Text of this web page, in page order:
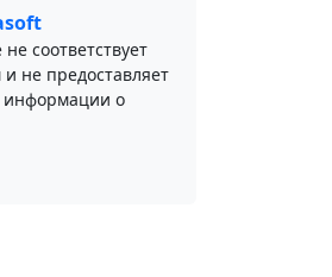
соответствует
не предоставляет
информации о